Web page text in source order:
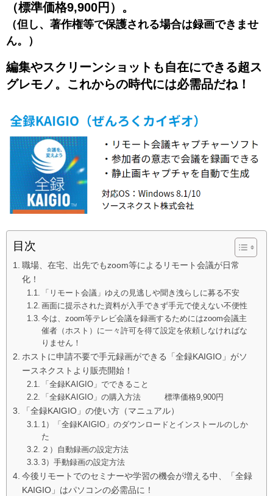
（標準価格9,900円）。
（但し、著作権等で保護される場合は録画できませ
ん。）
編集やスクリーンショットも自在にできる超ス
グレモノ。これからの時代には必需品だね！
目次
職場、在宅、出先でもzoom等によるリモート会議が日常
化！
「リモート会議」ゆえの見逃しや聞き洩らしに募る不安
画面に提示された資料が入手できず手元で使えない不便性
今は、zoom等テレビ会議を録画するためにはzoom会議主
催者（ホスト）に一々許可を得て設定を依頼しなければな
りません！
ホストに申請不要で手元録画ができる「全録KAIGIO」がソ
ースネクストより販売開始！
「全録KAIGIO」でできること
「全録KAIGIO」の購入方法 標準価格9,900円
「全録KAIGIO」の使い方（マニュアル）
1）「全録KAIGIO」のダウンロードとインストールのしか
た
２）自動録画の設定方法
3）手動録画の設定方法
今後リモートでのセミナーや学習の機会が増える中、「全録
KAIGIO」はパソコンの必需品に！